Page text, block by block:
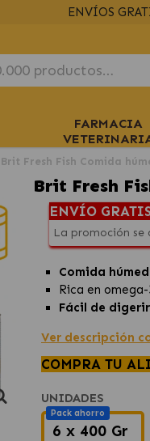
ENVÍOS
FARMACIA
Brit Fresh Fish Comida
Brit Fresh
ENVÍO
La promoción
Comida
Rica en
Fácil de digerir
Ver descripción
COMPRA TU
UNIDADES
Pack ahorro
6 x 400 Gr